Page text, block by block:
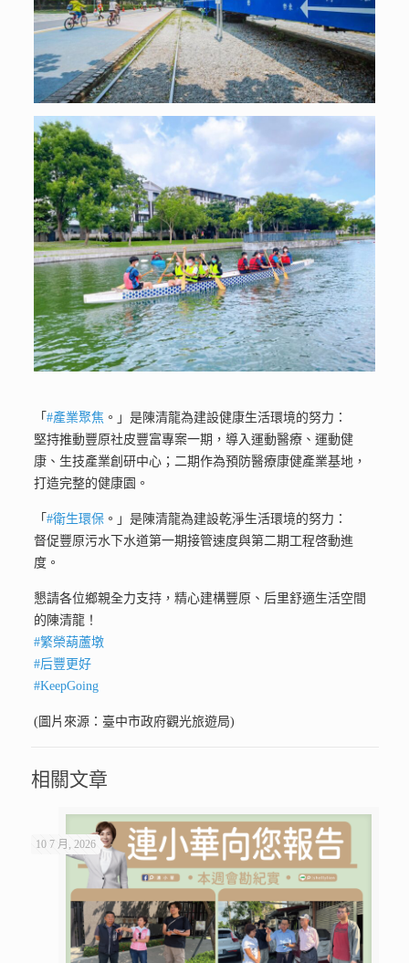
「#產業聚焦 。」是陳清龍為建設健康生活環境的努力：
堅持推動豐原社皮豐富專案一期，導入運動醫療、運動健
康、生技產業創研中心；二期作為預防醫療康健產業基地，
打造完整的健康園。
「#衛生環保 。」是陳清龍為建設乾淨生活環境的努力：
督促豐原污水下水道第一期接管速度與第二期工程啓動進
度。
懇請各位鄉親全力支持，精心建構豐原、后里舒適生活空間
的陳清龍！
#繁榮葫蘆墩
#后豐更好
#KeepGoing
(圖片來源：臺中市政府觀光旅遊局)
相關文章
10 7 月, 2026